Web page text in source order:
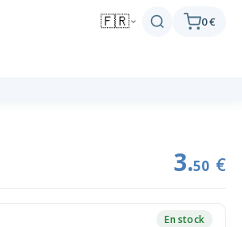
🇫🇷 0 €
3.50 €
En stock